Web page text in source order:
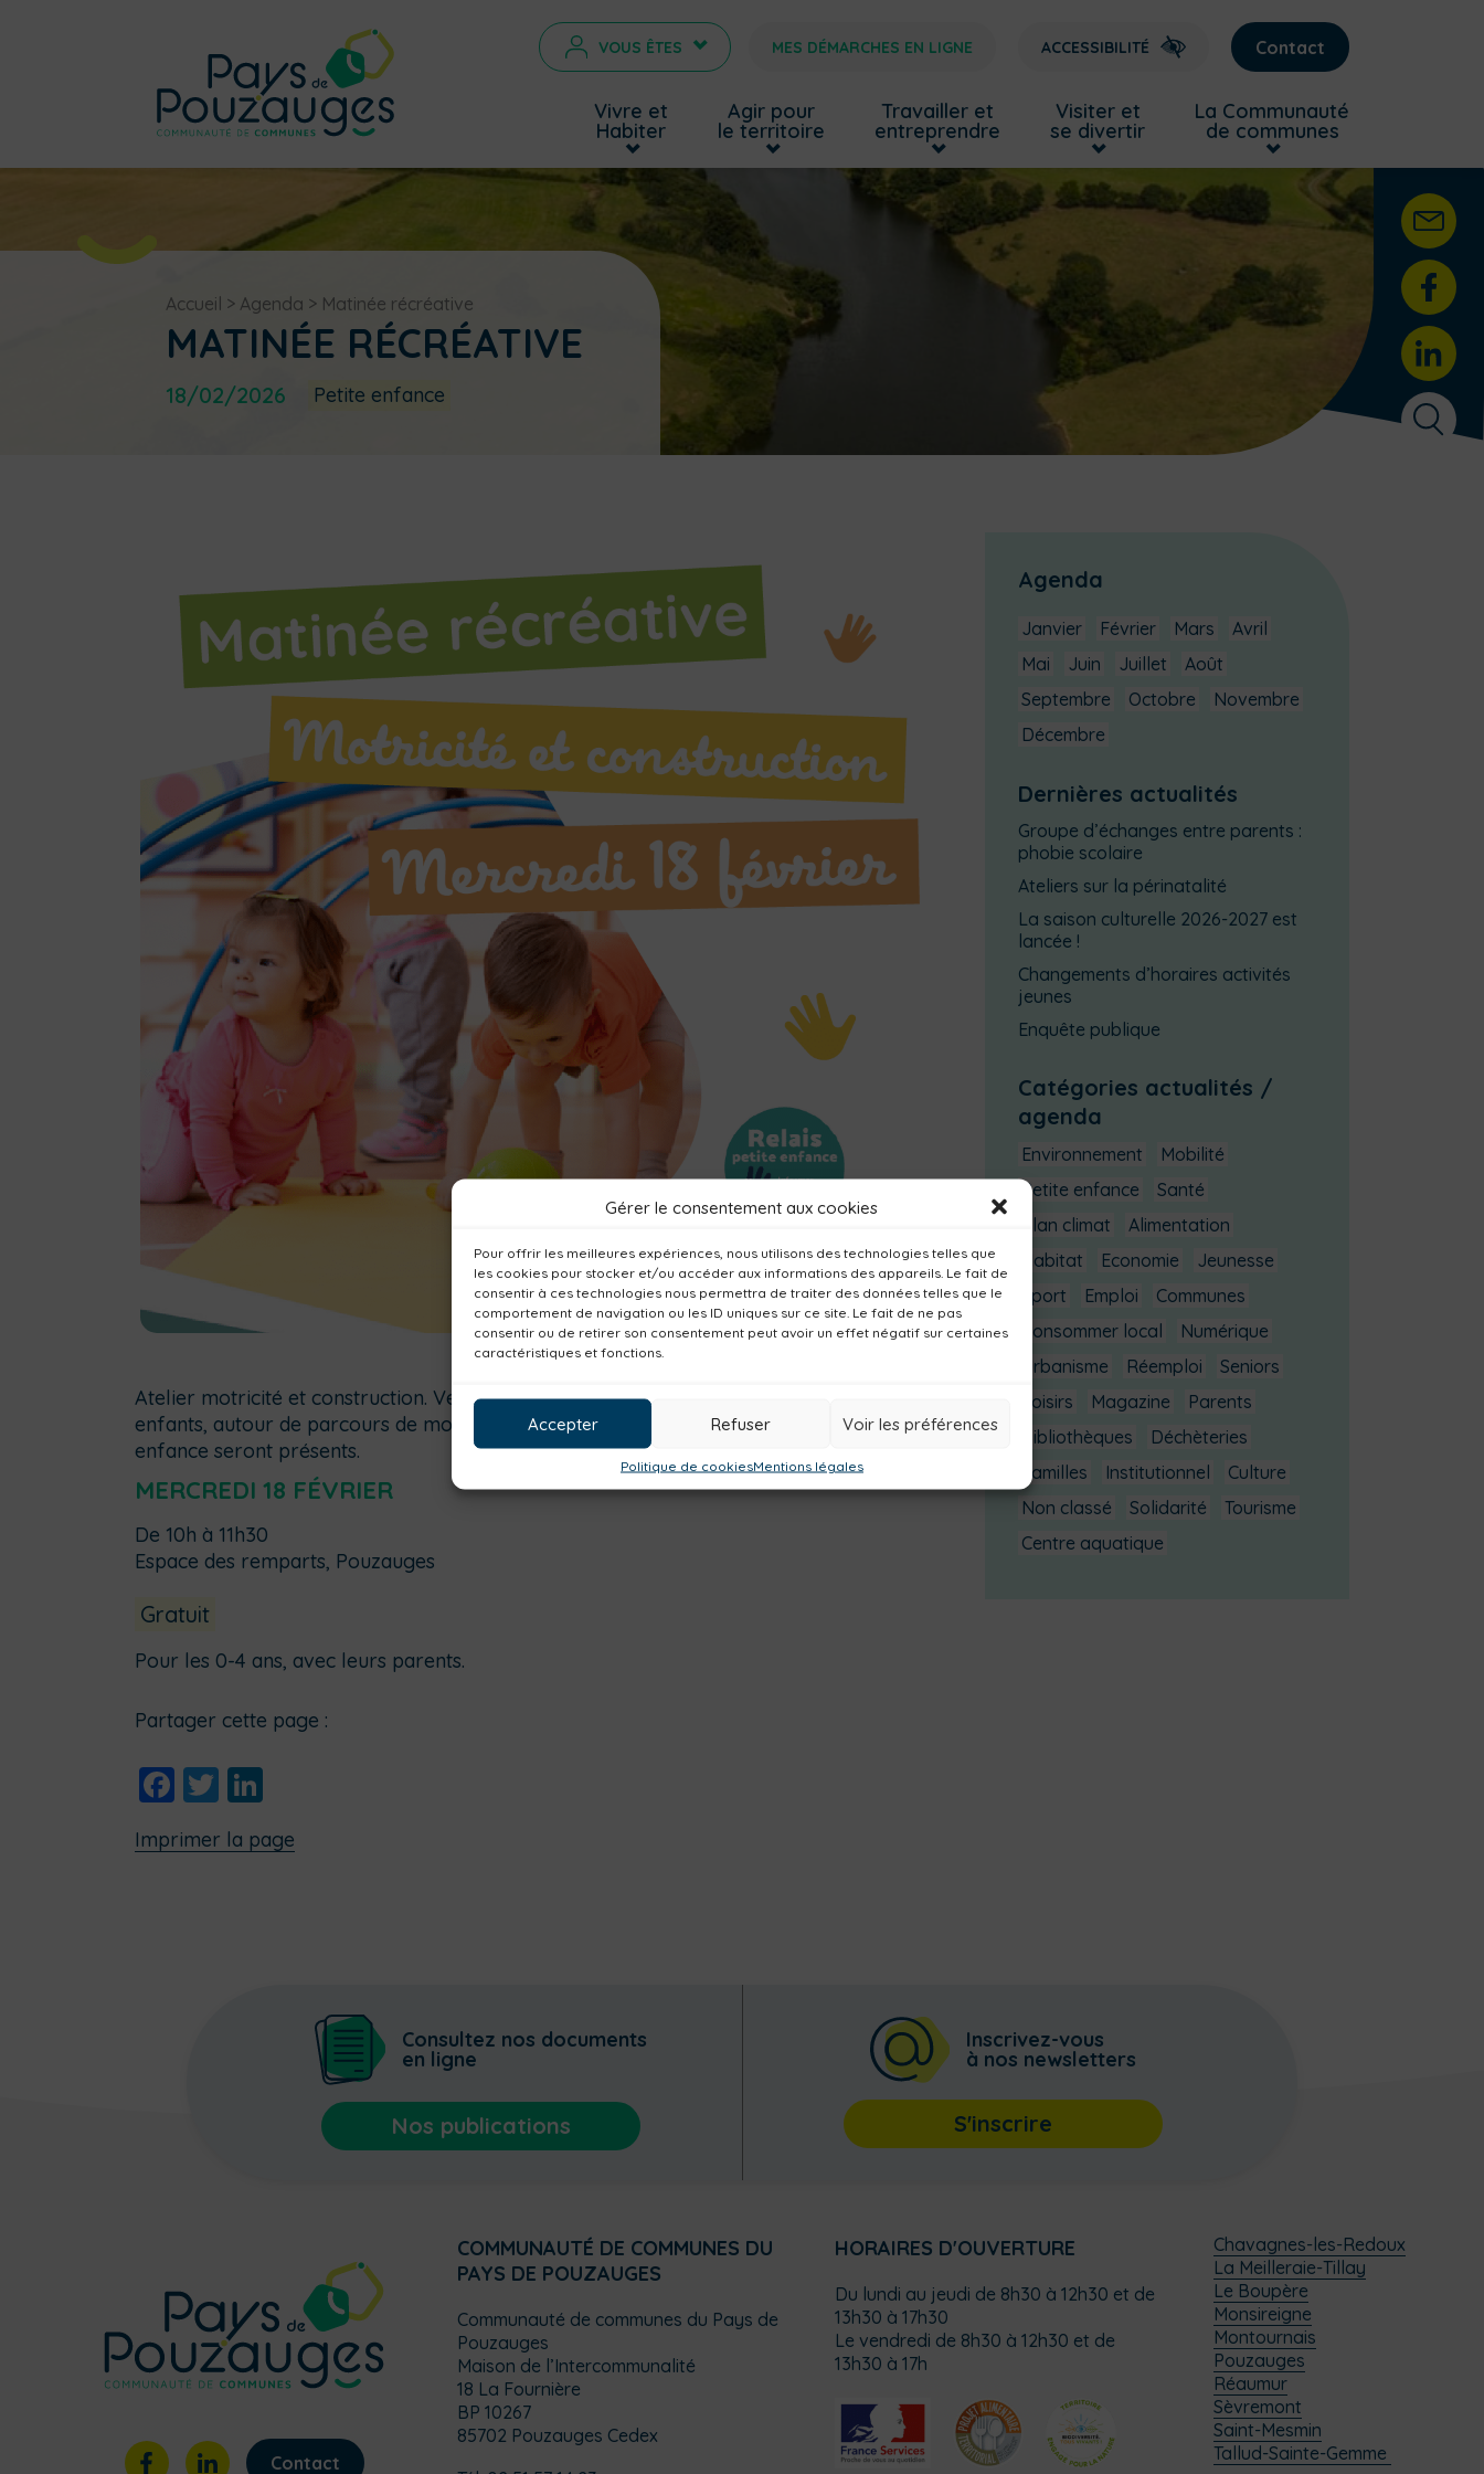
Gérer le consentement aux cookies
Pour offrir les meilleures expériences, nous utilisons des technologies telles que
les cookies pour stocker et/ou accéder aux informations des appareils. Le fait de
consentir à ces technologies nous permettra de traiter des données telles que le
comportement de navigation ou les ID uniques sur ce site. Le fait de ne pas
consentir ou de retirer son consentement peut avoir un effet négatif sur certaines
caractéristiques et fonctions.
Accepter Refuser Voir les préférences
Politique de cookiesMentions légales
VOUS ÊTES > MES DÉMARCHES EN LIGNE ACCESSIBILITÉ Contact
Vivre et
Habiter
Agir pour
le territoire
Travailler et
entreprendre
Visiter et
se divertir
La Communauté
de communes
Accueil > Agenda > Matinée récréative
MATINÉE RÉCRÉATIVE
18/02/2026 Petite enfance
Atelier motricité et construction. Venez passer un moment entre parents, avec vos
enfants, autour de parcours de motricité et de jeux. Deux professionnels de la petite
enfance seront présents.
MERCREDI 18 FÉVRIER
De 10h à 11h30
Espace des remparts, Pouzauges
Gratuit
Pour les 0-4 ans, avec leurs parents.
Partager cette page :
Facebook
Twitter
Imprimer la page
Agenda
Janvier Février Mars
Avril
Mai
Juin Juillet
Août
Septembre
Octobre
Novembre
Décembre
Dernières actualités
Groupe d’échanges entre parents :
phobie scolaire
Ateliers sur la périnatalité
La saison culturelle 2026-2027 est
lancée !
Changements d’horaires activités
jeunes
Enquête publique
Catégories actualités /
agenda
Environnement
Mobilité
Petite enfance
Santé
Plan climat
Alimentation
Habitat
Economie
Jeunesse
Sport
Emploi
Communes
Consommer local
Numérique
Urbanisme
Réemploi
Seniors
Loisirs
Magazine
Parents
Bibliothèques
Déchèteries
Familles
Institutionnel
Culture
Non classé
Solidarité
Tourisme
Centre aquatique
Consultez nos documents
en ligne
Nos publications
Inscrivez-vous
à nos newsletters
S'inscrire
Contact
COMMUNAUTÉ DE COMMUNES DU
PAYS DE POUZAUGES
Communauté de communes du Pays de
Pouzauges
Maison de l’Intercommunalité
18 La Fournière
BP 10267
85702 Pouzauges Cedex
HORAIRES D'OUVERTURE
Du lundi au jeudi de 8h30 à 12h30 et de
13h30 à 17h30
Le vendredi de 8h30 à 12h30 et de
13h30 à 17h
Chavagnes-les-Redoux
La Meilleraie-Tillay
Le Boupère
Monsireigne
Montournais
Pouzauges
Réaumur
Sèvremont
Saint-Mesmin
Tallud-Sainte-Gemme